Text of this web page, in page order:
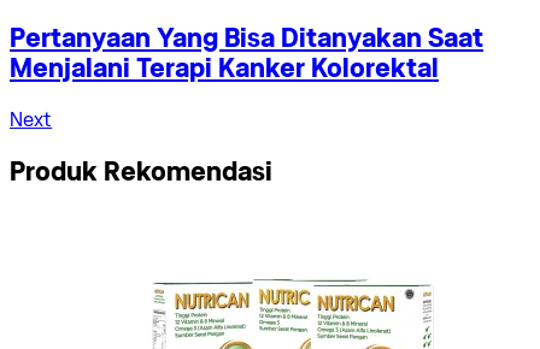
Pertanyaan Yang Bisa Ditanyakan Saat
Menjalani Terapi Kanker Kolorektal
Next
Produk Rekomendasi